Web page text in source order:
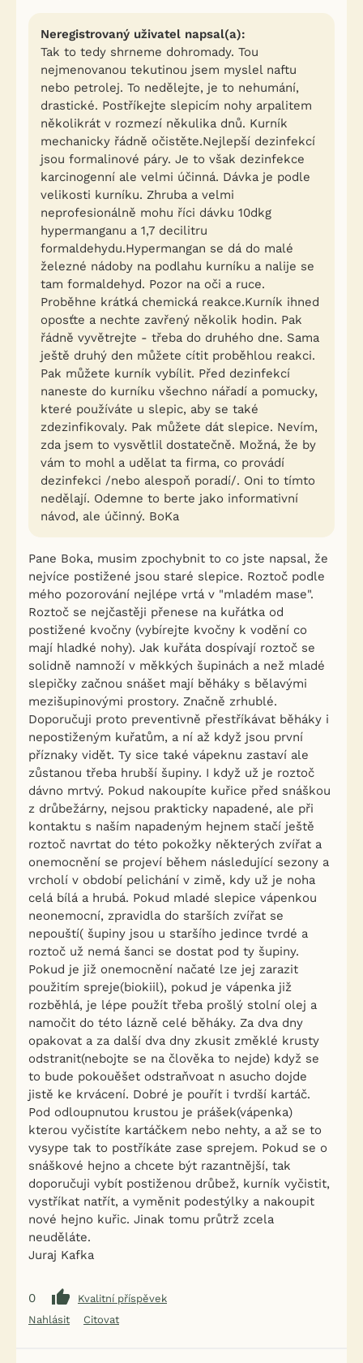
Neregistrovaný uživatel napsal(a):
Tak to tedy shrneme dohromady. Tou
nejmenovanou tekutinou jsem myslel naftu
nebo petrolej. To nedělejte, je to nehumání,
drastické. Postříkejte slepicím nohy arpalitem
několikrát v rozmezí někulika dnů. Kurník
mechanicky řádně očistěte.Nejlepší dezinfekcí
jsou formalinové páry. Je to však dezinfekce
karcinogenní ale velmi účinná. Dávka je podle
velikosti kurníku. Zhruba a velmi
neprofesionálně mohu říci dávku 10dkg
hypermanganu a 1,7 decilitru
formaldehydu.Hypermangan se dá do malé
železné nádoby na podlahu kurníku a nalije se
tam formaldehyd. Pozor na oči a ruce.
Proběhne krátká chemická reakce.Kurník ihned
oposťte a nechte zavřený několik hodin. Pak
řádně vyvětrejte - třeba do druhého dne. Sama
ještě druhý den můžete cítit proběhlou reakci.
Pak můžete kurník vybílit. Před dezinfekcí
naneste do kurníku všechno nářadí a pomucky,
které používáte u slepic, aby se také
zdezinfikovaly. Pak můžete dát slepice. Nevím,
zda jsem to vysvětlil dostatečně. Možná, že by
vám to mohl a udělat ta firma, co provádí
dezinfekci /nebo alespoň poradí/. Oni to tímto
nedělají. Odemne to berte jako informativní
návod, ale účinný. BoKa
Pane Boka, musim zpochybnit to co jste napsal, že
nejvíce postižené jsou staré slepice. Roztoč podle
mého pozorování nejlépe vrtá v "mladém mase".
Roztoč se nejčastěji přenese na kuřátka od
postižené kvočny (vybírejte kvočny k vodění co
mají hladké nohy). Jak kuřáta dospívají roztoč se
solidně namnoží v měkkých šupinách a než mladé
slepičky začnou snášet mají běháky s bělavými
mezišupinovými prostory. Značně zrhublé.
Doporučuji proto preventivně přestříkávat běháky i
nepostiženým kuřatům, a ní až když jsou první
příznaky vidět. Ty sice také vápeknu zastaví ale
zůstanou třeba hrubší šupiny. I když už je roztoč
dávno mrtvý. Pokud nakoupíte kuřice před snáškou
z drůbežárny, nejsou prakticky napadené, ale při
kontaktu s naším napadeným hejnem stačí ještě
roztoč navrtat do této pokožky některých zvířat a
onemocnění se projeví během následující sezony a
vrcholí v období pelichání v zimě, kdy už je noha
celá bílá a hrubá. Pokud mladé slepice vápenkou
neonemocní, zpravidla do starších zvířat se
nepouští( šupiny jsou u staršího jedince tvrdé a
roztoč už nemá šanci se dostat pod ty šupiny.
Pokud je již onemocnění načaté lze jej zarazit
použitím spreje(biokiil), pokud je vápenka již
rozběhlá, je lépe použít třeba prošlý stolní olej a
namočit do této lázně celé běháky. Za dva dny
opakovat a za další dva dny zkusit změklé krusty
odstranit(nebojte se na člověka to nejde) když se
to bude pokouěšet odstraňvoat n asucho dojde
jistě ke krvácení. Dobré je pouřít i tvrdší kartáč.
Pod odloupnutou krustou je prášek(vápenka)
kterou vyčistíte kartáčkem nebo nehty, a až se to
vysype tak to postříkáte zase sprejem. Pokud se o
snáškové hejno a chcete být razantnější, tak
doporučuji vybít postiženou drůbež, kurník vyčistit,
vystříkat natřít, a vyměnit podestýlky a nakoupit
nové hejno kuřic. Jinak tomu průtrž zcela
neuděláte.
Juraj Kafka
0
Kvalitní příspěvek
Nahlásit
Citovat